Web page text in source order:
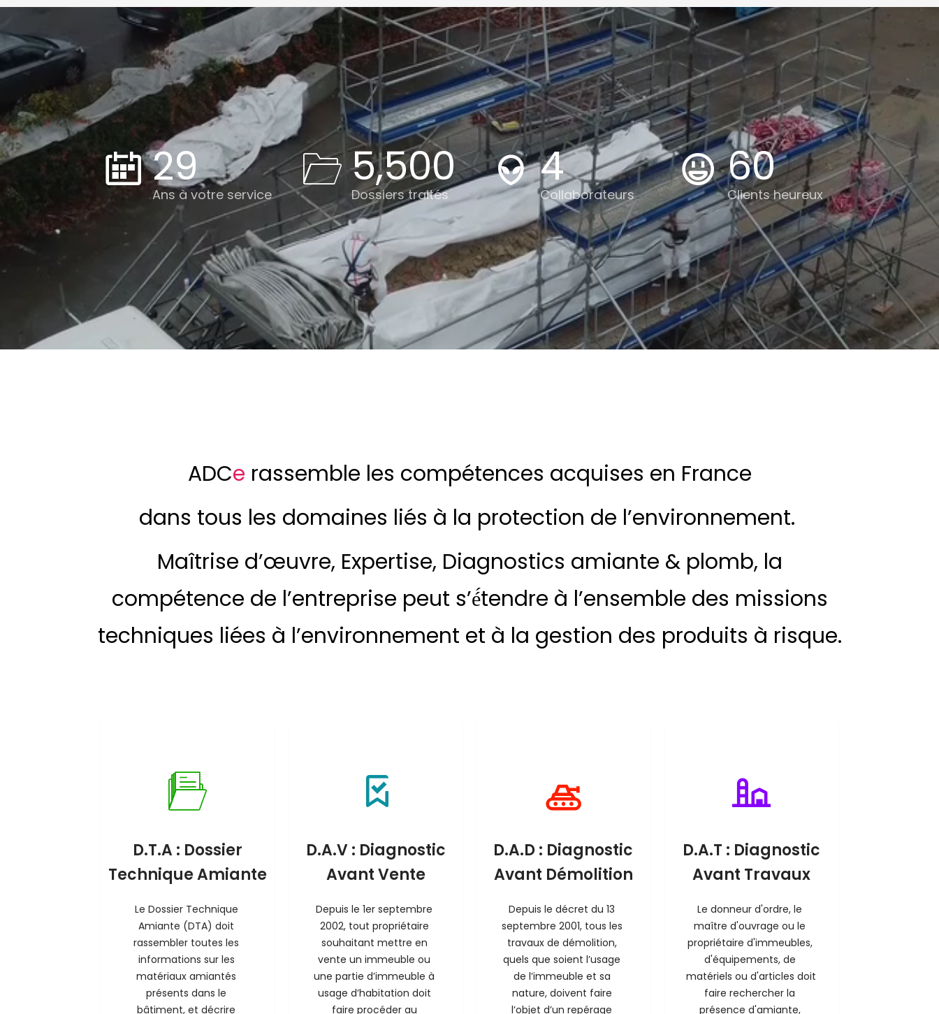
29
Ans à votre service
5,500
Dossiers traités
4
Collaborateurs
60
Clients heureux
ADCe rassemble les compétences acquises en France
dans tous les domaines liés à la protection de l’environnement.
Maîtrise d’œuvre, Expertise, Diagnostics amiante & plomb, la
compétence de l’entreprise peut s’é́tendre à l’ensemble des missions
techniques liées à l’environnement et à la gestion des produits à risque.
D.T.A : Dossier
Technique Amiante
Le Dossier Technique
Amiante (DTA) doit
rassembler toutes les
informations sur les
matériaux amiantés
présents dans le
bâtiment, et décrire
D.A.V : Diagnostic
Avant Vente
Depuis le 1er septembre
2002, tout propriétaire
souhaitant mettre en
vente un immeuble ou
une partie d’immeuble à
usage d’habitation doit
faire procéder au
D.A.D : Diagnostic
Avant Démolition
Depuis le décret du 13
septembre 2001, tous les
travaux de démolition,
quels que soient l’usage
de l’immeuble et sa
nature, doivent faire
l’objet d’un repérage
D.A.T : Diagnostic
Avant Travaux
Le donneur d'ordre, le
maître d'ouvrage ou le
propriétaire d'immeubles,
d'équipements, de
matériels ou d'articles doit
faire rechercher la
présence d'amiante,